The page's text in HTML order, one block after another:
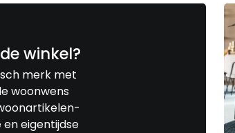
winkel?
merk met
woonwens
en eigentijdse